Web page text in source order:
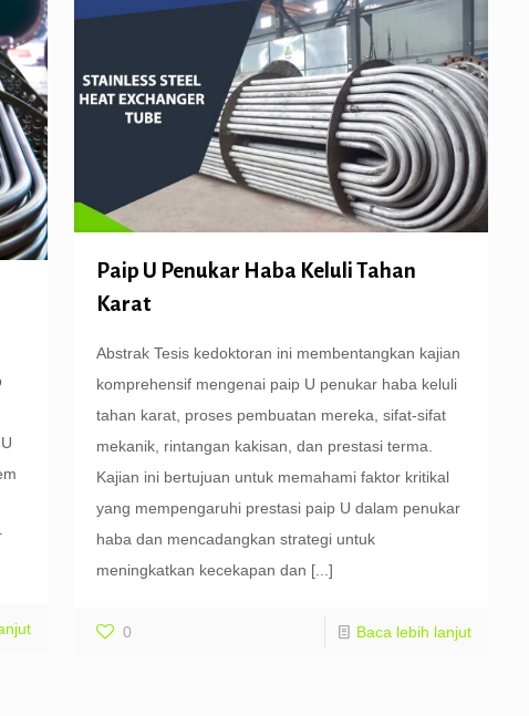
Paip U Penukar Haba Keluli Tahan
Karat
Abstrak Tesis kedoktoran ini membentangkan kajian
komprehensif mengenai paip U penukar haba keluli
tahan karat, proses pembuatan mereka, sifat-sifat
mekanik, rintangan kakisan, dan prestasi terma.
Kajian ini bertujuan untuk memahami faktor kritikal
yang mempengaruhi prestasi paip U dalam penukar
haba dan mencadangkan strategi untuk
meningkatkan kecekapan dan [...]
0 Baca lebih lanjut